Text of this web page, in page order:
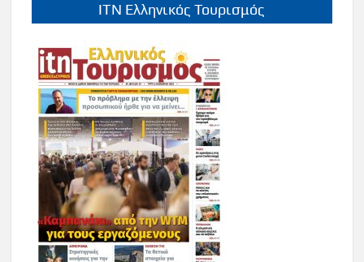
ITN Ελληνικός Τουρισμός